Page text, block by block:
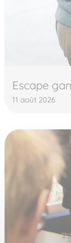
Escape
11 août 2026